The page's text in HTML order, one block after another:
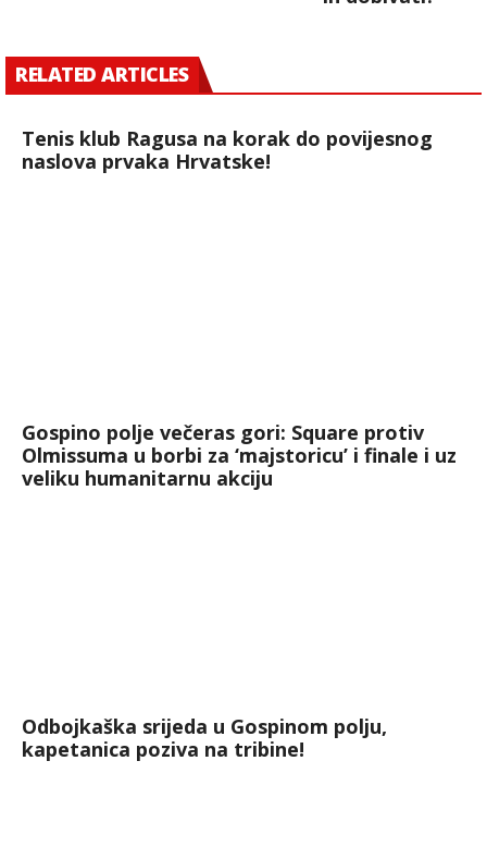
RELATED ARTICLES
Tenis klub Ragusa na korak do povijesnog
naslova prvaka Hrvatske!
Gospino polje večeras gori: Square protiv
Olmissuma u borbi za ‘majstoricu’ i finale i uz
veliku humanitarnu akciju
Odbojkaška srijeda u Gospinom polju,
kapetanica poziva na tribine!